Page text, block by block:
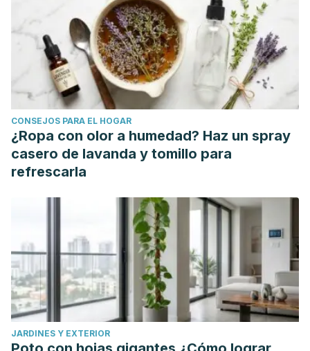
epidemiology, risk factors, classification and treatment
options." Neuropsychiatric disease and treatment16
(2020): 1505.
te Velde, Anna, et al. "Early diagnosis and classification of
cerebral palsy: an historical perspective and barriers to an
early diagnosis."Journal of Clinical Medicine8.10 (2019):
1599.
Hallman-Cooper, Jamika L., and Franklyn Rocha Cabrero.
"Cerebral palsy."
StatPearls [Internet]
(2022).
Developmental Medicine & Child Neurology59.5
Blair, Eve, Christine Cans, and Elodier Sellier.
"Epidemiology of the cerebral palsies."Cerebral
palsy
(2018): 19-28.
Lewis, Sara A., et al. "Insights from genetic studies of
cerebral palsy."Frontiers in Neurology11 (2021): 625428.
Jahan, Israt, et al. "Epidemiology of cerebral palsy in low‐
CONSEJOS PARA EL HOGAR
¿Ropa con olor a humedad? Haz un spray
casero de lavanda y tomillo para
refrescarla
JARDINES Y EXTERIOR